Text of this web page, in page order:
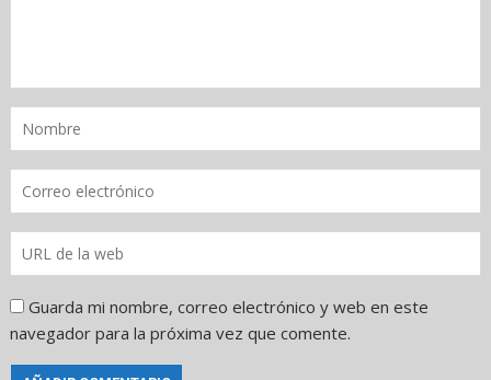
Guarda mi nombre, correo electrónico y web en este
navegador para la próxima vez que comente.